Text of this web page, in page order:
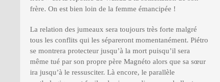
frère. On est bien loin de la femme émancipée !
La relation des jumeaux sera toujours très forte malgré
tous les conflits qui les sépareront momentanément. Piétro
se montrera protecteur jusqu’à la mort puisqu’il sera
même tué par son propre père Magnéto alors que sa sœur
ira jusqu’à le ressusciter. Là encore, le parallèle